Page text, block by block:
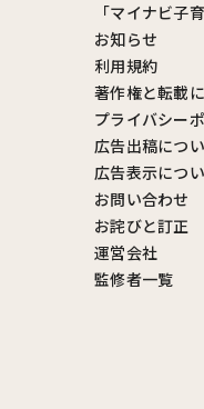
「マイナビ子
お知らせ
利用規約
著作権と転載
プライバシー
広告出稿につ
広告表示につ
お問い合わせ
お詫びと訂正
運営会社
監修者一覧